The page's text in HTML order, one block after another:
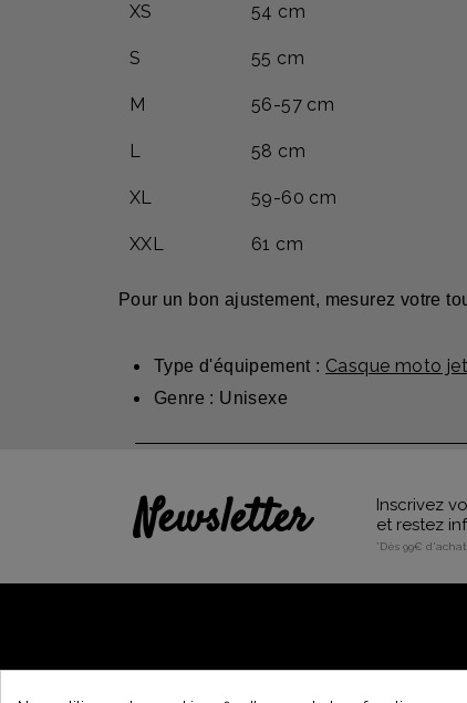
XS 54 cm
S 55 cm
M 56-57 cm
L 58 cm
XL 59-60 cm
XXL 61 cm
Pour un bon ajustement, mesurez votre
Type d'équipement : Casque moto
Genre : Unisexe
Newsletter Inscrivez
et restez
*Dès 99€